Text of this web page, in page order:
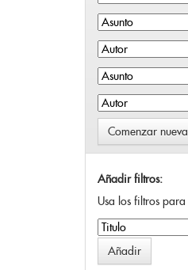
Comenzar
Añadir filtros:
Usa los filtros